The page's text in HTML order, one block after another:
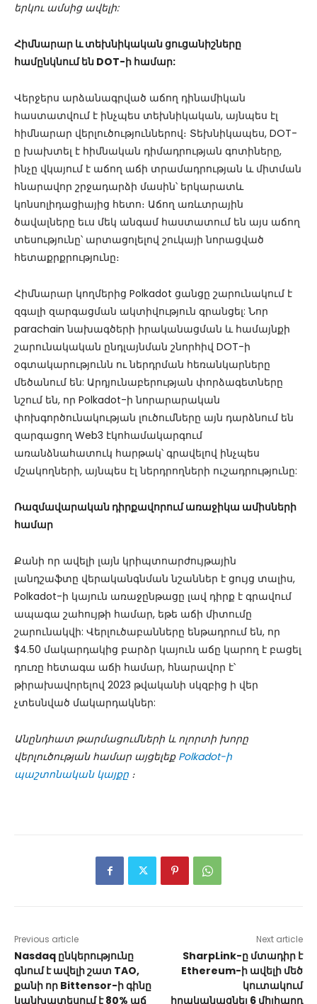
երկու ամսից ավելի:
Հիմնարար և տեխնիկական ցուցանիշները
համընկնում են DOT-ի համար:
Վերջերս արձանագրված աճող դինամիկան
հաստատվում է ինչպես տեխնիկական, այնպես էլ
հիմնարար վերլուծություններով։ Տեխնիկապես, DOT-
ը խախտել է հիմնական դիմադրության գոտիները,
ինչը վկայում է աճող աճի տրամադրության և միտման
հնարավոր շրջադարձի մասին՝ երկարատև
կոնսոլիդացիայից հետո։ Աճող առևտրային
ծավալները եւս մեկ անգամ հաստատում են այս աճող
տեսությունը՝ արտացոլելով շուկայի նորացված
հետաքրքրությունը։
Հիմնարար կողմերից Polkadot ցանցը շարունակում է
զգալի զարգացման ակտիվություն գրանցել: Նոր
parachain նախագծերի իրականացման և համայնքի
շարունակական ընդլայնման շնորհիվ DOT-ի
օգտակարությունն ու ներդրման հեռանկարները
մեծանում են: Արդյունաբերության փորձագետները
նշում են, որ Polkadot-ի նորարարական
փոխգործունակության լուծումները այն դարձնում են
զարգացող Web3 էկոհամակարգում
առանձնահատուկ հարթակ՝ գրավելով ինչպես
մշակողների, այնպես էլ ներդրողների ուշադրությունը:
Ռազմավարական դիրքավորում առաջիկա ամիսների
համար
Քանի որ ավելի լայն կրիպտոարժույթային
լանդշաֆտը վերականգնման նշաններ է ցույց տալիս,
Polkadot-ի կայուն առաջընթացը լավ դիրք է գրավում
ապագա շահույթի համար, եթե աճի միտումը
շարունակվի: Վերլուծաբանները ենթադրում են, որ
$4.50 մակարդակից բարձր կայուն աճը կարող է բացել
դուռը հետագա աճի համար, հնարավոր է՝
թիրախավորելով 2023 թվականի սկզբից ի վեր
չտեսնված մակարդակներ:
Անընդհատ թարմացումների և ոլորտի խորը
վերլուծության համար այցելեք Polkadot-ի
պաշտոնական կայքը ։
Previous article
Nasdaq ընկերությունը
գնում է ավելի շատ TAO,
քանի որ Bittensor-ի գինը
կանխատեսում է 80% աճ
Next article
SharpLink-ը մտադիր է
Ethereum-ի ավելի մեծ
կուտակում
իրականացնել 6 միլիարդ